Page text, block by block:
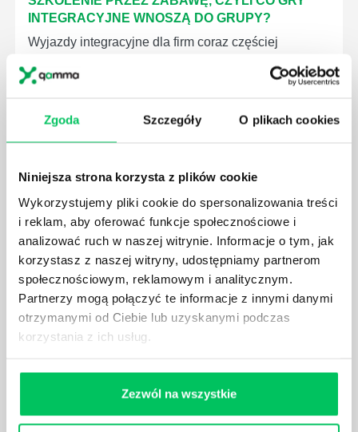
Zgoda Szczegóły O plikach cookies
Niniejsza strona korzysta z plików cookie
Wykorzystujemy pliki cookie do spersonalizowania treści
i reklam, aby oferować funkcje społecznościowe i
analizować ruch w naszej witrynie. Informacje o tym, jak
korzystasz z naszej witryny, udostępniamy partnerom
społecznościowym, reklamowym i analitycznym.
Partnerzy mogą połączyć te informacje z innymi danymi
otrzymanymi od Ciebie lub uzyskanymi podczas
korzystania z ich usług.
Zezwól na wszystkie
INTEGRACYJNE WNOSZĄ DO GRUPY?
Wyjazdy integracyjne dla firm coraz częściej
dobrze wszystkim znanych wyjazdów hotelowych.
który ma za zadanie, na podstawie konkretnego
scenariusza, wzmocnić więzy między pracownikami.
INTEGRACJA POD KONTROLĄ - CO POWINNO
WYRÓŻNIAĆ SZKOLENIA INTEGRACYJNE?
Wiele mówi się ostatnio o różnych formach, które
mogą przybierać szkolenia integracyjne dla firm.
Kreatywność pod tym względem bywa naprawdę
olbrzymia. Każdemu z tego typu pomysłów powinna